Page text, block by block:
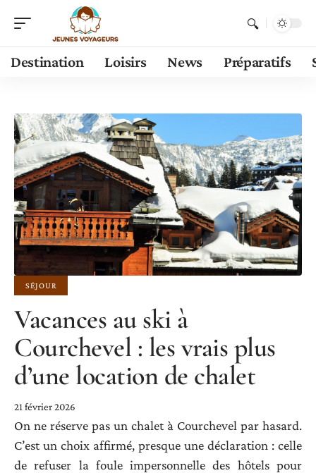
Destination Loisirs News Préparatifs
SÉJOUR
Vacances au ski à
Courchevel : les vrais plus
d’une location de chalet
21 février 2026
On ne réserve pas un chalet à Courchevel par hasard.
C’est un choix affirmé, presque une déclaration : celle
de refuser la foule impersonnelle des hôtels pour